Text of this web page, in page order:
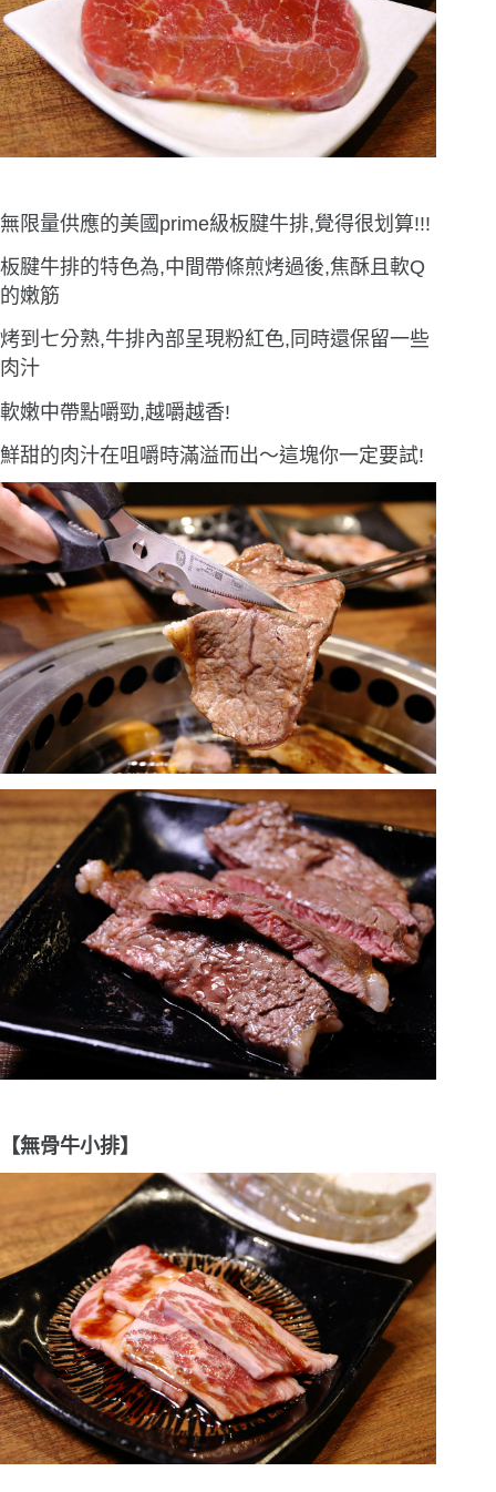
無限量供應的美國prime級板腱牛排,覺得很划算!!!
板腱牛排的特色為,中間帶條煎烤過後,焦酥且軟Q
的嫩筋
烤到七分熟,牛排內部呈現粉紅色,同時還保留一些
肉汁
軟嫩中帶點嚼勁,越嚼越香!
鮮甜的肉汁在咀嚼時滿溢而出〜這塊你一定要試!
【無骨牛小排】